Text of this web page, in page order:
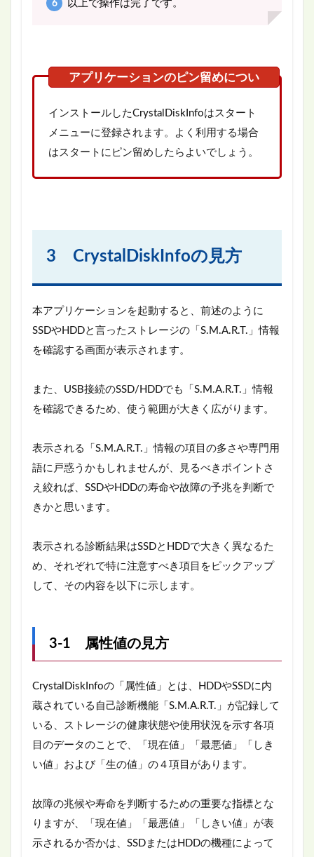
以上で操作は完了です。
インストールしたCrystalDiskInfoはスタート
メニューに登録されます。よく利用する場合
はスタートにピン留めしたらよいでしょう。
3 CrystalDiskInfoの見方
本アプリケーションを起動すると、前述のように
SSDやHDDと言ったストレージの「S.M.A.R.T.」情報
を確認する画面が表示されます。
また、USB接続のSSD/HDDでも「S.M.A.R.T.」情報
を確認できるため、使う範囲が大きく広がります。
表示される「S.M.A.R.T.」情報の項目の多さや専門用
語に戸惑うかもしれませんが、見るべきポイントさ
え絞れば、SSDやHDDの寿命や故障の予兆を判断で
きかと思います。
表示される診断結果はSSDとHDDで大きく異なるた
め、それぞれで特に注意すべき項目をピックアップ
して、その内容を以下に示します。
3-1 属性値の見方
CrystalDiskInfoの「属性値」とは、HDDやSSDに内
蔵されている自己診断機能「S.M.A.R.T.」が記録して
いる、ストレージの健康状態や使用状況を示す各項
目のデータのことで、「現在値」「最悪値」「しき
い値」および「生の値」の４項目があります。
故障の兆候や寿命を判断するための重要な指標とな
りますが、「現在値」「最悪値」「しきい値」が表
示されるか否かは、SSDまたはHDDの機種によって